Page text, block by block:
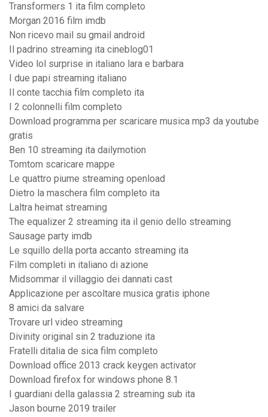
Transformers 1 ita film completo
Morgan 2016 film imdb
Non ricevo mail su gmail android
Il padrino streaming ita cineblog01
Video lol surprise in italiano lara e barbara
I due papi streaming italiano
Il conte tacchia film completo ita
I 2 colonnelli film completo
Download programma per scaricare musica mp3 da youtube
gratis
Ben 10 streaming ita dailymotion
Tomtom scaricare mappe
Le quattro piume streaming openload
Dietro la maschera film completo ita
Laltra heimat streaming
The equalizer 2 streaming ita il genio dello streaming
Sausage party imdb
Le squillo della porta accanto streaming ita
Film completi in italiano di azione
Midsommar il villaggio dei dannati cast
Applicazione per ascoltare musica gratis iphone
8 amici da salvare
Trovare url video streaming
Divinity original sin 2 traduzione ita
Fratelli ditalia de sica film completo
Download office 2013 crack keygen activator
Download firefox for windows phone 8.1
I guardiani della galassia 2 streaming sub ita
Jason bourne 2019 trailer